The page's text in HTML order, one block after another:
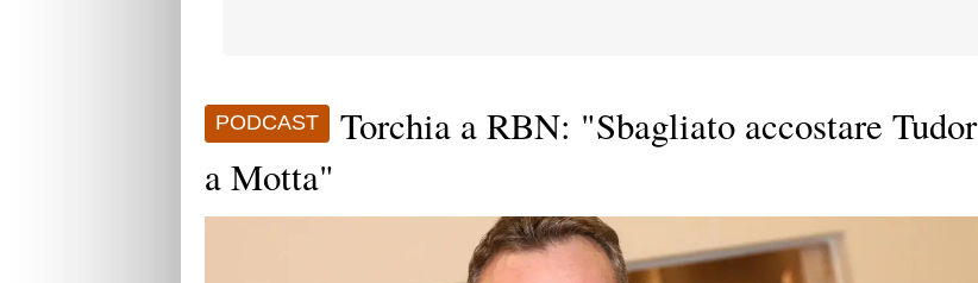
PODCAST
Torchia a RBN: "Sbagliato accostare Tudor
a Motta"